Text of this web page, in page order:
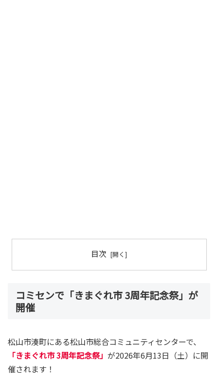
目次
コミセンで「きまぐれ市 3周年記念祭」が
開催
松山市湊町にある松山市総合コミュニティセンターで、
「きまぐれ市 3周年記念祭」 が2026年6月13日（土）に開
催されます！